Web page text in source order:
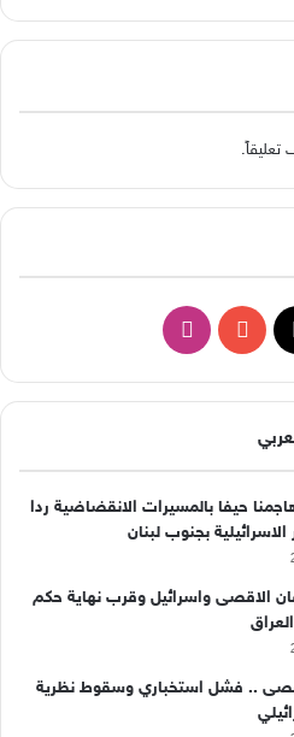
تعليقاً.
X
Y
u
T
ن
ت
ق
حيفا بالمسيرات الانقضاضية ردا
بجنوب لبنان
الاقصى واسرائيل وقرب نهاية حكم
.. فشل استخباري وسقوط نظرية